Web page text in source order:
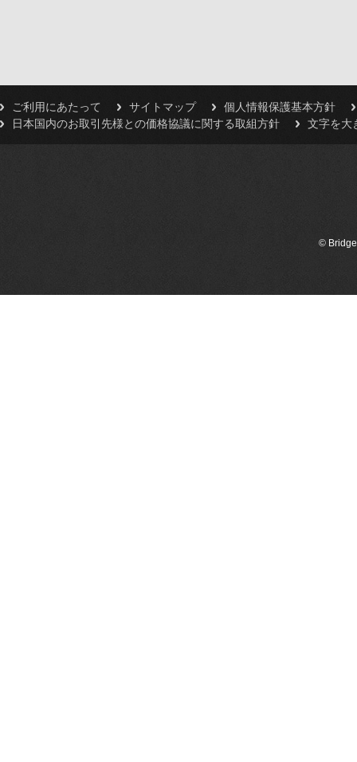
ご利用にあたって サイトマップ
個人情報保護基本方針
日本国内のお取引先様との価格協議に関する取組方針
文字を大
©